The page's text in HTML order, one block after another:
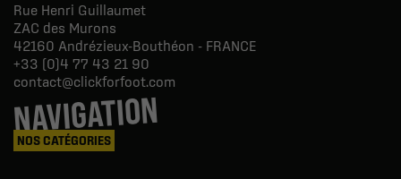
Rue Henri Guillaumet
ZAC des Murons
42160 Andrézieux-Bouthéon - FRANCE
+33 (0)4 77 43 21 90
contact@clickforfoot.com
NAVIGATION
NOS CATÉGORIES